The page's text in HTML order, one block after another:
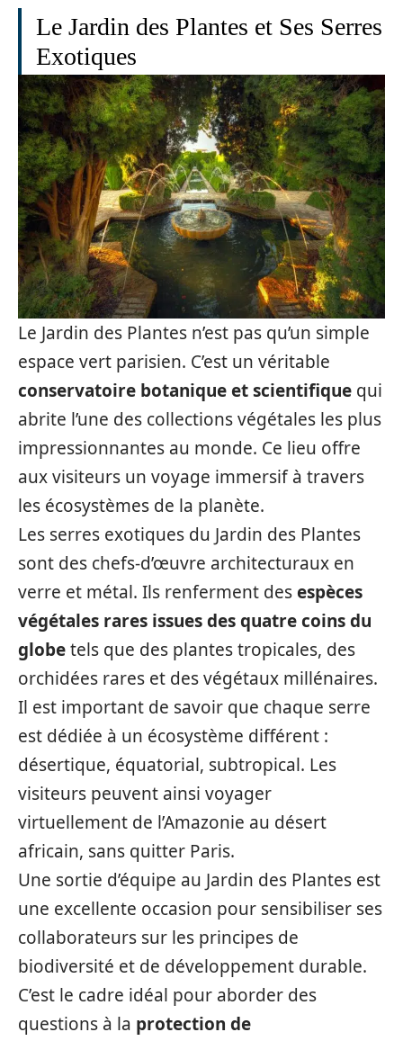
Le Jardin des Plantes et Ses Serres
Exotiques
Le Jardin des Plantes n’est pas qu’un simple
espace vert parisien. C’est un véritable
conservatoire botanique et scientifique qui
abrite l’une des collections végétales les plus
impressionnantes au monde. Ce lieu offre
aux visiteurs un voyage immersif à travers
les écosystèmes de la planète.
Les serres exotiques du Jardin des Plantes
sont des chefs-d’œuvre architecturaux en
verre et métal. Ils renferment desespèces
végétales rares issues des quatre coins du
globetels que des plantes tropicales, des
orchidées rares et des végétaux millénaires.
Il est important de savoir que chaque serre
est dédiée à un écosystème différent :
désertique, équatorial, subtropical. Les
visiteurs peuvent ainsi voyager
virtuellement de l’Amazonie au désert
africain, sans quitter Paris.
Une sortie d’équipe au Jardin des Plantes est
une excellente occasion pour sensibiliser ses
collaborateurs sur les principes de
biodiversité et de développement durable.
C’est le cadre idéal pour aborder des
questions à la protection de